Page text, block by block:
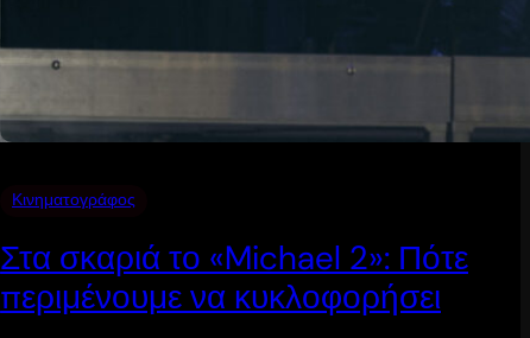
Κινηματογράφος
Στα σκαριά το «Michael 2»: Πότε
περιμένουμε να κυκλοφορήσει